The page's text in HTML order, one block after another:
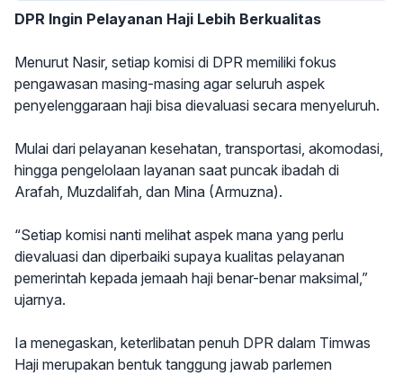
DPR Ingin Pelayanan Haji Lebih Berkualitas
Menurut Nasir, setiap komisi di DPR memiliki fokus
pengawasan masing-masing agar seluruh aspek
penyelenggaraan haji bisa dievaluasi secara menyeluruh.
Mulai dari pelayanan kesehatan, transportasi, akomodasi,
hingga pengelolaan layanan saat puncak ibadah di
Arafah, Muzdalifah, dan Mina (Armuzna).
“Setiap komisi nanti melihat aspek mana yang perlu
dievaluasi dan diperbaiki supaya kualitas pelayanan
pemerintah kepada jemaah haji benar-benar maksimal,”
ujarnya.
Ia menegaskan, keterlibatan penuh DPR dalam Timwas
Haji merupakan bentuk tanggung jawab parlemen